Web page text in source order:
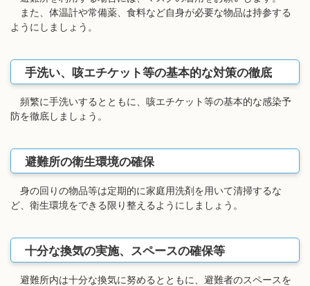
また、体温計や常備薬、食料など自身が必要な物品は持参する
ようにしましょう。
手洗い、咳エチケット等の基本的な対策の徹底
頻繁に手洗いするとともに、咳エチケット等の基本的な感染予
防を徹底しましょう。
避難所の衛生環境の確保
身の回りの物品等は定期的に家庭用洗剤を用いて清掃するな
ど、衛生環境をできる限り整えるようにしましょう。
十分な換気の実施、スペースの確保等
避難所内は十分な換気に努めるとともに、避難者のスペースを